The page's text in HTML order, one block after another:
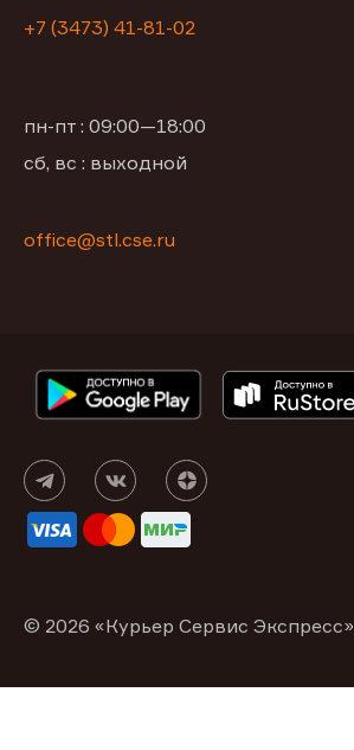
+7 (3473) 41-81-02
пн-пт : 09:00—18:00
сб, вс : выходной
office@stl.cse.ru
© 2026 «Курьер Сервис Экспресс»